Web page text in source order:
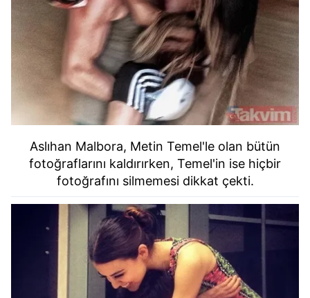
Aslıhan Malbora, Metin Temel'le olan bütün
fotoğraflarını kaldırırken, Temel'in ise hiçbir
fotoğrafını silmemesi dikkat çekti.